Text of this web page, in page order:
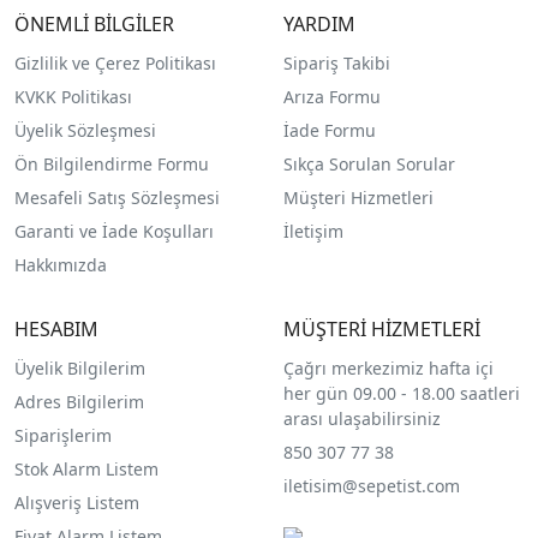
ÖNEMLİ BİLGİLER
Gizlilik ve Çerez Politikası
KVKK Politikası
Üyelik Sözleşmesi
Ön Bilgilendirme Formu
Mesafeli Satış Sözleşmesi
Garanti ve İade Koşulları
Hakkımızda
YARDIM
Sipariş Takibi
Arıza Formu
İade Formu
Sıkça Sorulan Sorular
Müşteri Hizmetleri
İletişim
HESABIM
Üyelik Bilgilerim
Adres Bilgilerim
Siparişlerim
Stok Alarm Listem
Alışveriş Listem
MÜŞTERİ HİZMETLERİ
Çağrı merkezimiz hafta içi
her gün 09.00 - 18.00 saatleri
arası ulaşabilirsiniz
850 307 77 38
iletisim@sepetist.com